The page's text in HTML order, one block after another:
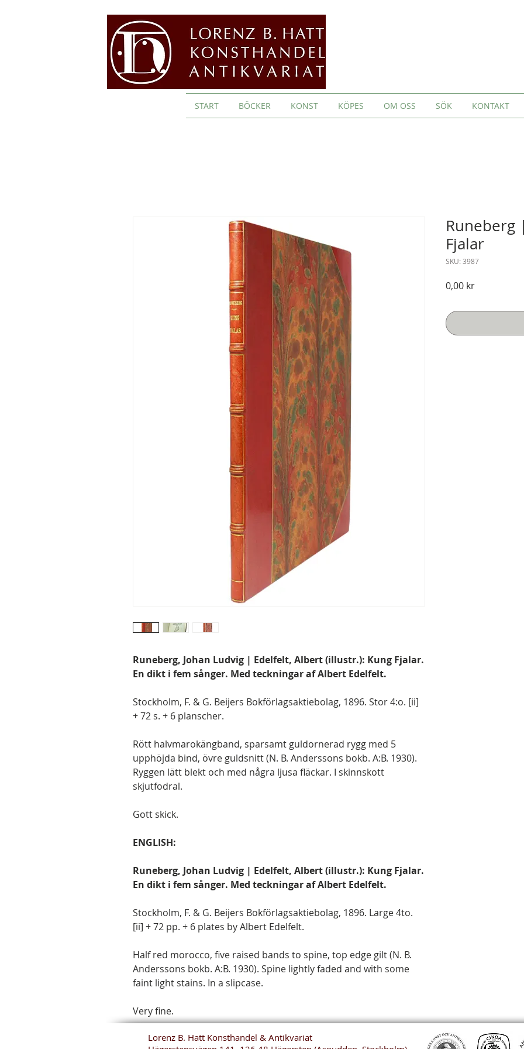
START BÖCKER KONST KÖPES OM OSS SÖK KONTAKT
Runeberg, Johan Ludvig | Edelfelt, Albert (illustr.): Kung Fjalar.
En dikt i fem sånger. Med teckningar af Albert Edelfelt.
Stockholm, F. & G. Beijers Bokförlagsaktiebolag, 1896. Stor 4:o. [ii]
+ 72 s. + 6 planscher.
Rött halvmarokängband, sparsamt guldornerad rygg med 5
upphöjda bind, övre guldsnitt (N. B. Anderssons bokb. A:B. 1930).
Ryggen lätt blekt och med några ljusa fläckar. I skinnskott
skjutfodral.
Gott skick.
ENGLISH:
Runeberg, Johan Ludvig | Edelfelt, Albert (illustr.): Kung Fjalar.
En dikt i fem sånger. Med teckningar af Albert Edelfelt.
Stockholm, F. & G. Beijers Bokförlagsaktiebolag, 1896. Large 4to.
[ii] + 72 pp. + 6 plates by Albert Edelfelt.
Half red morocco, five raised bands to spine, top edge gilt (N. B.
Anderssons bokb. A:B. 1930). Spine lightly faded and with some
faint light stains. In a slipcase.
Very fine.
Runeberg
Fjalar
SKU: 3987
0,00 krPris
Lorenz B. Hatt Konsthandel & Antikvariat